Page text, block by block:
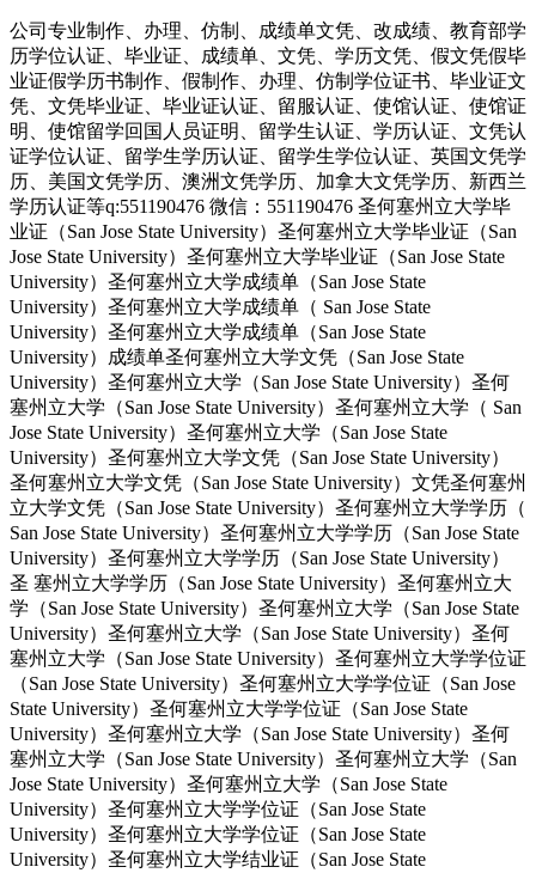
公司专业制作、办理、仿制、成绩单文凭、改成绩、教育部学
历学位认证、毕业证、成绩单、文凭、学历文凭、假文凭假毕
业证假学历书制作、假制作、办理、仿制学位证书、毕业证文
凭、文凭毕业证、毕业证认证、留服认证、使馆认证、使馆证
明、使馆留学回国人员证明、留学生认证、学历认证、文凭认
证学位认证、留学生学历认证、留学生学位认证、英国文凭学
历、美国文凭学历、澳洲文凭学历、加拿大文凭学历、新西兰
学历认证等q:551190476 微信：551190476 圣何塞州立大学毕
业证（San Jose State University）圣何塞州立大学毕业证（San
Jose State University）圣何塞州立大学毕业证（San Jose State
University）圣何塞州立大学成绩单（San Jose State
University）圣何塞州立大学成绩单（ San Jose State
University）圣何塞州立大学成绩单（San Jose State
University）成绩单圣何塞州立大学文凭（San Jose State
University）圣何塞州立大学（San Jose State University）圣何
塞州立大学（San Jose State University）圣何塞州立大学（ San
Jose State University）圣何塞州立大学（San Jose State
University）圣何塞州立大学文凭（San Jose State University）
圣何塞州立大学文凭（San Jose State University）文凭圣何塞州
立大学文凭（San Jose State University）圣何塞州立大学学历（
San Jose State University）圣何塞州立大学学历（San Jose State
University）圣何塞州立大学学历（San Jose State University）
圣 塞州立大学学历（San Jose State University）圣何塞州立大
学（San Jose State University）圣何塞州立大学（San Jose State
University）圣何塞州立大学（San Jose State University）圣何
塞州立大学（San Jose State University）圣何塞州立大学学位证
（San Jose State University）圣何塞州立大学学位证（San Jose
State University）圣何塞州立大学学位证（San Jose State
University）圣何塞州立大学（San Jose State University）圣何
塞州立大学（San Jose State University）圣何塞州立大学（San
Jose State University）圣何塞州立大学（San Jose State
University）圣何塞州立大学学位证（San Jose State
University）圣何塞州立大学学位证（San Jose State
University）圣何塞州立大学结业证（San Jose State